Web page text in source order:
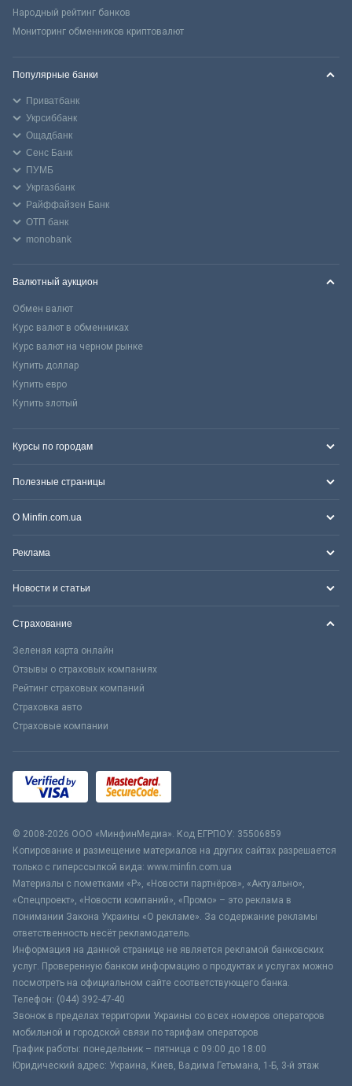
Народный рейтинг банков
Мониторинг обменников криптовалют
Популярные банки
Приватбанк
Укрсиббанк
Ощадбанк
Сенс Банк
ПУМБ
Укргазбанк
Райффайзен Банк
ОТП банк
monobank
Валютный аукцион
Обмен валют
Курс валют в обменниках
Курс валют на черном рынке
Купить доллар
Купить евро
Купить злотый
Курсы по городам
Полезные страницы
О Minfin.com.ua
Реклама
Новости и статьи
Страхование
Зеленая карта онлайн
Отзывы о страховых компаниях
Рейтинг страховых компаний
Страховка авто
Страховые компании
© 2008-2026 ООО «МинфинМедиа». Код ЕГРПОУ: 35506859
Копирование и размещение материалов на других сайтах разрешается
только с гиперссылкой вида: www.minfin.com.ua
Материалы с пометками «Р», «Новости партнёров», «Актуально»,
«Спецпроект», «Новости компаний», «Промо» – это реклама в
понимании Закона Украины «О рекламе». За содержание рекламы
ответственность несёт рекламодатель.
Информация на данной странице не является рекламой банковских
услуг. Проверенную банком информацию о продуктах и услугах можно
посмотреть на официальном сайте соответствующего банка.
Телефон: (044) 392-47-40
Звонок в пределах территории Украины со всех номеров операторов
мобильной и городской связи по тарифам операторов
График работы: понедельник – пятница с 09:00 до 18:00
Юридический адрес: Украина, Киев, Вадима Гетьмана, 1-Б, 3-й этаж